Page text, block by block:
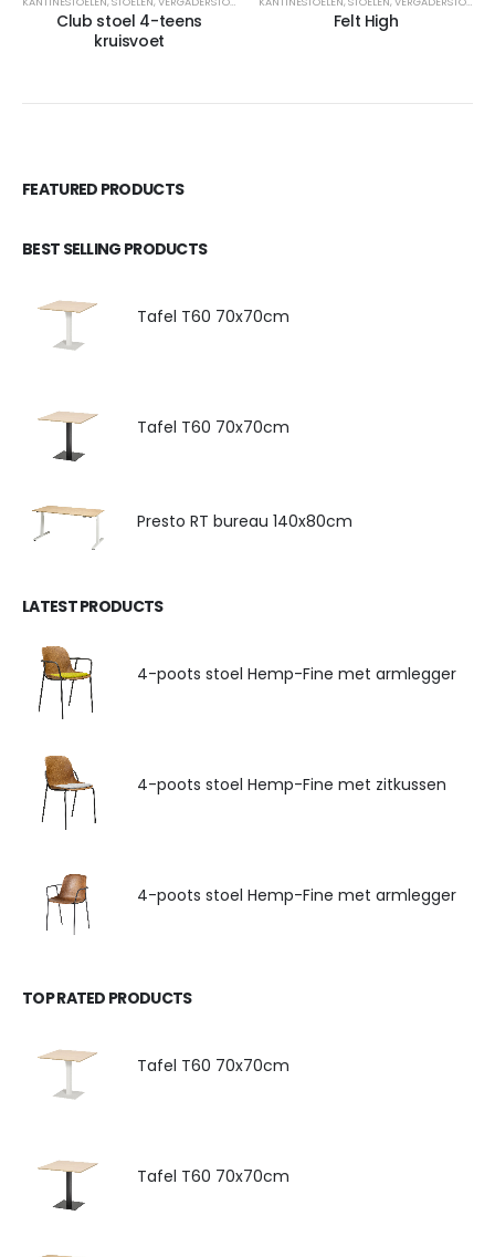
Club stoel 4-teens
kruisvoet
Felt High
FEATURED PRODUCTS
BEST SELLING PRODUCTS
Tafel T60 70x70cm
Tafel T60 70x70cm
Presto RT bureau 140x80cm
LATEST PRODUCTS
4-poots stoel Hemp-Fine met armlegger
4-poots stoel Hemp-Fine met zitkussen
4-poots stoel Hemp-Fine met armlegger
TOP RATED PRODUCTS
Tafel T60 70x70cm
Tafel T60 70x70cm